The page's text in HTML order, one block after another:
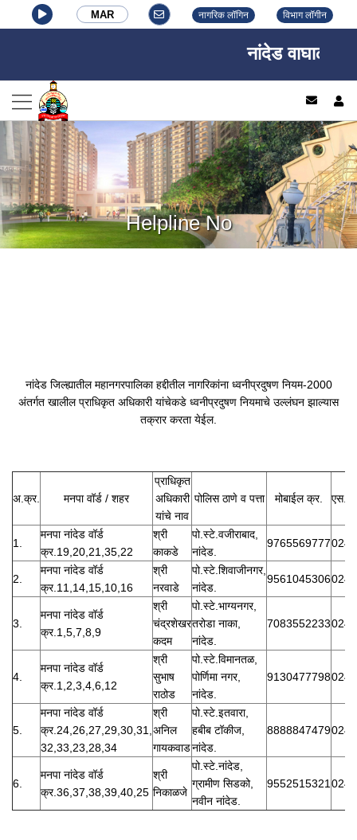
MAR नागरिक लॉगिन विभाग लॉगीन
नांदेड वाघाळा
Helpline No
नांदेड जिल्ह्यातील महानगरपालिका हद्दीतील नागरिकांना ध्वनीप्रदुषण नियम-2000
अंतर्गत खालील प्राधिकृत अधिकारी यांचेकडे ध्वनीप्रदुषण नियमाचे उल्लंघन झाल्यास
तक्रार करता येईल.
अ.क्र. मनपा वॉर्ड / शहर
प्राधिकृत
अधिकारी
यांचे नाव
पोलिस ठाणे व पत्ता मोबाईल क्र.
1.
मनपा नांदेड वॉर्ड
क्र.19,20,21,35,22
श्री
काकडे
पो.स्टे.वजीराबाद,
नांदेड.
9765569777
2.
मनपा नांदेड वॉर्ड
क्र.11,14,15,10,16
श्री
नरवाडे
पो.स्टे.शिवाजीनगर,
नांदेड.
9561045306
3.
मनपा नांदेड वॉर्ड
क्र.1,5,7,8,9
श्री
चंद्रशेखर
कदम
पो.स्टे.भाग्यनगर,
तरोडा नाका,
नांदेड.
7083552233
4.
मनपा नांदेड वॉर्ड
क्र.1,2,3,4,6,12
श्री
सुभाष
राठोड
पो.स्टे.विमानतळ,
पोर्णिमा नगर,
नांदेड.
9130477798
5.
मनपा नांदेड वॉर्ड
क्र.24,26,27,29,30,31,
32,33,23,28,34
श्री
अनिल
गायकवाड
पो.स्टे.इतवारा,
हबीब टॉकीज,
नांदेड.
8888847479
6.
मनपा नांदेड वॉर्ड
क्र.36,37,38,39,40,25
श्री
निकाळजे
पो.स्टे.नांदेड,
ग्रामीण सिडको,
नवीन नांदेड.
9552515321